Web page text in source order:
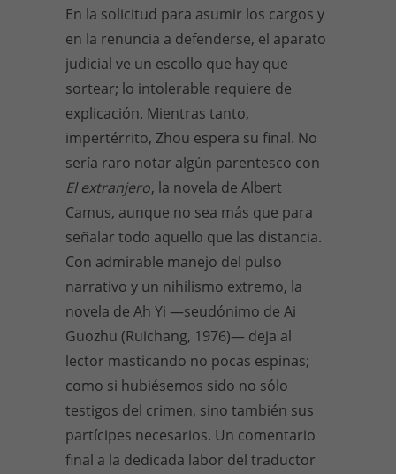
En la solicitud para asumir los cargos y
en la renuncia a defenderse, el aparato
judicial ve un escollo que hay que
sortear; lo intolerable requiere de
explicación. Mientras tanto,
impertérrito, Zhou espera su final. No
sería raro notar algún parentesco con
El extranjero, la novela de Albert
Camus, aunque no sea más que para
señalar todo aquello que las distancia.
Con admirable manejo del pulso
narrativo y un nihilismo extremo, la
novela de Ah Yi —seudónimo de Ai
Guozhu (Ruichang, 1976)— deja al
lector masticando no pocas espinas;
como si hubiésemos sido no sólo
testigos del crimen, sino también sus
partícipes necesarios. Un comentario
final a la dedicada labor del traductor